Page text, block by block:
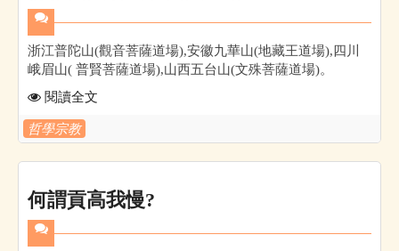
浙江普陀山(觀音菩薩道場),安徽九華山(地藏王道場),四川
峨眉山( 普賢菩薩道場),山西五台山(文殊菩薩道場)。
閱讀全文
哲學宗教
何謂貢高我慢?